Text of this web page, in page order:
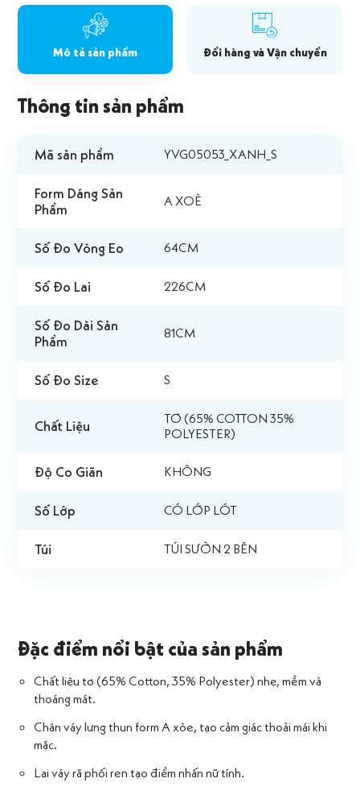
Mô tả sản phẩm Đổi hàng và Vận chuyển
Thông tin sản phẩm
Mã sản phẩm YVG05053_XANH_S
Form Dáng Sản
Phẩm
A XOÈ
Số Đo Vòng Eo 64CM
Số Đo Lai 226CM
Số Đo Dài Sản
Phẩm
81CM
Số Đo Size S
Chất Liệu
TƠ (65% COTTON 35%
POLYESTER)
Độ Co Giãn KHÔNG
Số Lớp CÓ LỚP LÓT
Túi TÚI SƯỜN 2 BÊN
Đặc điểm nổi bật của sản phẩm
Chất liệu tơ (65% Cotton, 35% Polyester) nhẹ, mềm và
thoáng mát.
Chân váy lưng thun form A xòe, tạo cảm giác thoải mái khi
mặc.
Lai váy rã phối ren tạo điểm nhấn nữ tính.